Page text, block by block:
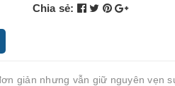
Chia sẻ:
giản nhưng vẫn giữ nguyên vẹn